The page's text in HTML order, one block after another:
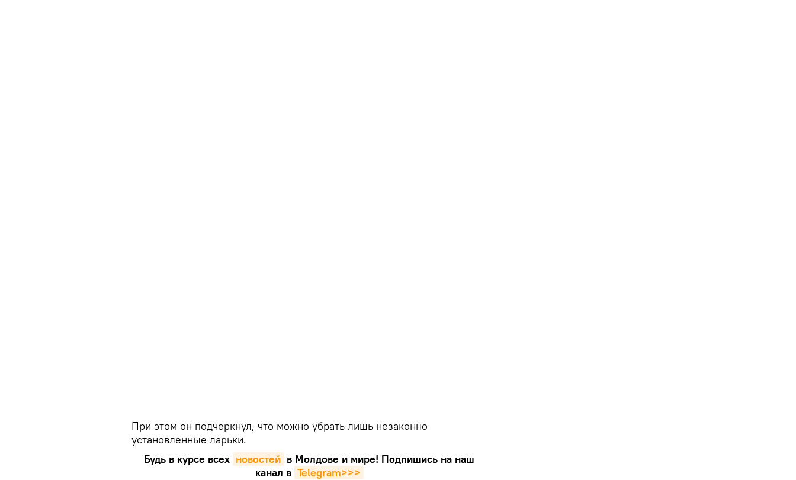
При этом он подчеркнул, что можно убрать лишь незаконно
установленные ларьки.
Будь в курсе всех новостей в Молдове и мире! Подпишись на наш
канал в Telegram>>>